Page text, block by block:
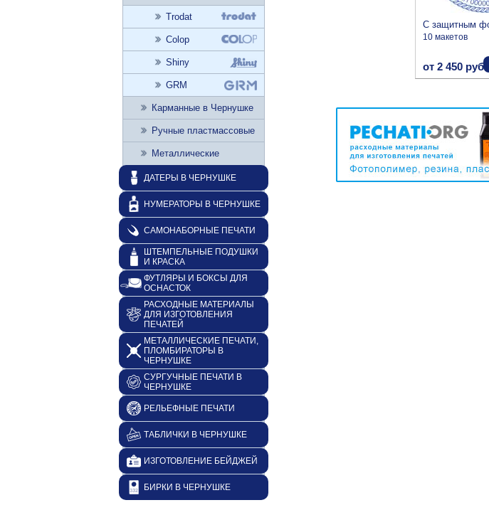
С защитным
10 макетов
от 2 450 руб.
Trodat
Colop
Shiny
GRM
Карманные в Чернушке
Ручные пластмассовые
Металлические
ДАТЕРЫ В ЧЕРНУШКЕ
НУМЕРАТОРЫ В ЧЕРНУШКЕ
САМОНАБОРНЫЕ ПЕЧАТИ
ШТЕМПЕЛЬНЫЕ ПОДУШКИ
И КРАСКА
ФУТЛЯРЫ И БОКСЫ ДЛЯ
ОСНАСТОК
РАСХОДНЫЕ МАТЕРИАЛЫ
ДЛЯ ИЗГОТОВЛЕНИЯ
ПЕЧАТЕЙ
МЕТАЛЛИЧЕСКИЕ ПЕЧАТИ,
ПЛОМБИРАТОРЫ В
ЧЕРНУШКЕ
СУРГУЧНЫЕ ПЕЧАТИ В
ЧЕРНУШКЕ
РЕЛЬЕФНЫЕ ПЕЧАТИ
ТАБЛИЧКИ В ЧЕРНУШКЕ
ИЗГОТОВЛЕНИЕ БЕЙДЖЕЙ
БИРКИ В ЧЕРНУШКЕ